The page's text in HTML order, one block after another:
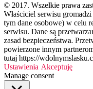
© 2017. Wszelkie prawa
Właściciel serwisu
tym dane osobowe) w celu
serwisu. Dane są
zasad bezpieczeństwa.
powierzone innym
tutaj https://
Ustawienia Akceptuję
Manage consent